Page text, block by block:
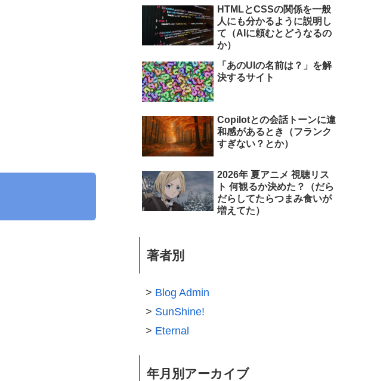
HTMLとCSSの関係を一般
人にも分かるように説明し
て（AIに頼むとどうなるの
か）
「あのUIの名前は？」を解
決するサイト
Copilotとの会話トーンに違
和感があるとき（フランク
すぎない？とか）
2026年 夏アニメ 視聴リス
ト 何観るか決めた？（だら
だらしてたらつまみ食いが
増えてた）
著者別
Blog Admin
SunShine!
Eternal
年月別アーカイブ